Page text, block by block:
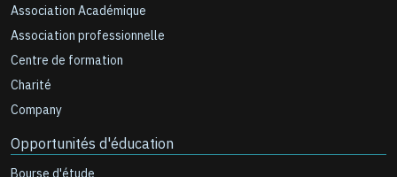
Association Académique
Association professionnelle
Centre de formation
Charité
Company
Opportunités d'éducation